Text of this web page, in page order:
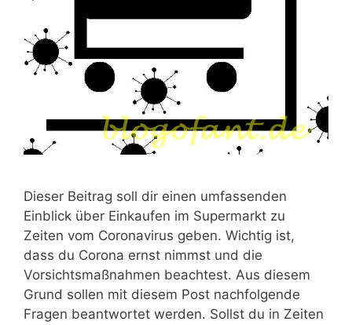
Dieser Beitrag soll dir einen umfassenden
Einblick über Einkaufen im Supermarkt zu
Zeiten vom Coronavirus geben. Wichtig ist,
dass du Corona ernst nimmst und die
Vorsichtsmaßnahmen beachtest. Aus diesem
Grund sollen mit diesem Post nachfolgende
Fragen beantwortet werden. Sollst du in Zeiten